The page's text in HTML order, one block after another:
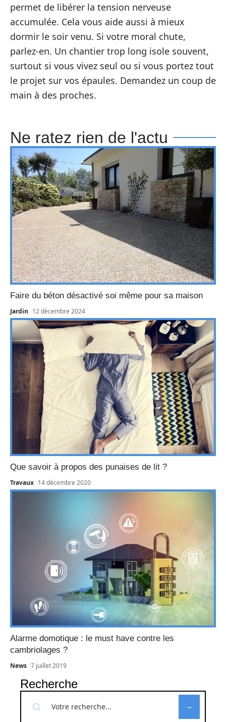
permet de libérer la tension nerveuse
accumulée. Cela vous aide aussi à mieux
dormir le soir venu. Si votre moral chute,
parlez-en. Un chantier trop long isole souvent,
surtout si vous vivez seul ou si vous portez tout
le projet sur vos épaules. Demandez un coup de
main à des proches.
Ne ratez rien de l'actu
Faire du béton désactivé soi même pour sa maison
Jardin 12 décembre 2024
Que savoir à propos des punaises de lit ?
Travaux 14 décembre 2020
Alarme domotique : le must have contre les
cambriolages ?
News 7 juillet 2019
Recherche